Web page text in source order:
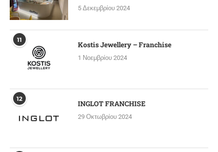
5 Δεκεμβρίου 2024
11 Kostis Jewellery – Franchise
1 Νοεμβρίου 2024
12 INGLOT FRANCHISE
29 Οκτωβρίου 2024